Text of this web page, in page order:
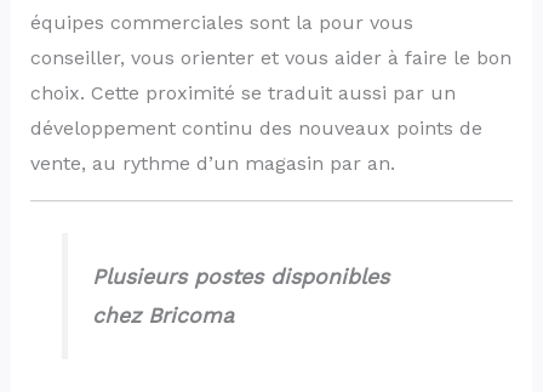
équipes commerciales sont la pour vous
conseiller, vous orienter et vous aider à faire le bon
choix. Cette proximité se traduit aussi par un
développement continu des nouveaux points de
vente, au rythme d’un magasin par an.
Plusieurs postes disponibles
chez Bricoma